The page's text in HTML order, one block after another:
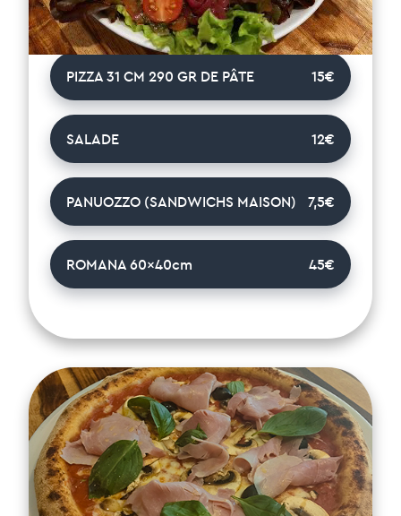
SAISON, ARTICHAUT, PERSILLADE, OLIVE
PIZZA 31 CM 290 GR DE PÂTE 15€
SALADE 12€
PANUOZZO (SANDWICHS MAISON) 7,5€
ROMANA 60x40cm 45€